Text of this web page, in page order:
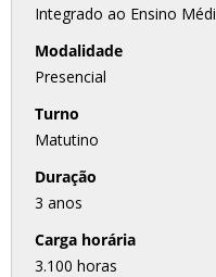
Integrado ao Ensino
Modalidade
Presencial
Turno
Matutino
Duração
3 anos
Carga horária
3.100 horas